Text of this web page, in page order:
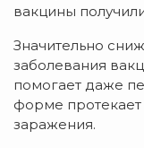
вакцины
Значительно
заболевания
помогает даже
форме
заражения.